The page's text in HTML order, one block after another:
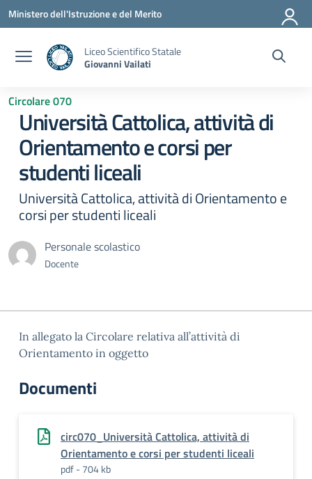
Vai ai contenuti
Vai al menu di navigazione
Vai al footer
Ministero dell'Istruzione e del Merito
Liceo Scientifico Statale
Giovanni Vailati
Circolare 070
Università Cattolica, attività di
Orientamento e corsi per
studenti liceali
Università Cattolica, attività di Orientamento e
corsi per studenti liceali
Personale scolastico
Docente
In allegato la Circolare relativa all’attività di
Orientamento in oggetto
Documenti
circ070_Università Cattolica, attività di
Orientamento e corsi per studenti liceali
pdf - 704 kb